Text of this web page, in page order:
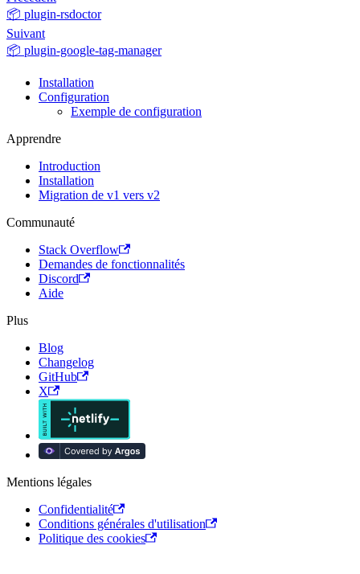
📦 plugin-rsdoctor
Suivant
📦 plugin-google-tag-manager
Installation
Configuration
Exemple de configuration
Apprendre
Introduction
Installation
Migration de v1 vers v2
Communauté
Stack Overflow
Demandes de fonctionnalités
Discord
Aide
Plus
Blog
Changelog
GitHub
X
Mentions légales
Confidentialité
Conditions générales d'utilisation
Politique des cookies